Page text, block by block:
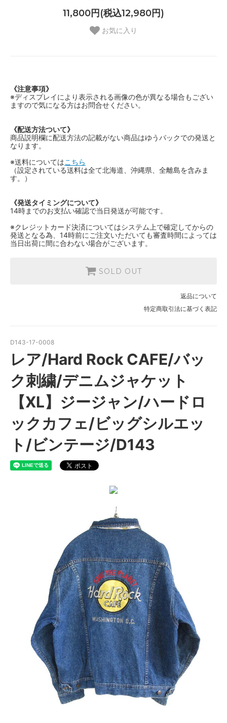
11,800円(税込12,980円)
お気に入り
《注意事項》
※ディスプレイにより表示される画像の色が異なる場合もござい
ますので気になる方はお問合せください。
《配送方法ついて》
商品説明欄に配送方法の記載がない商品はゆうパックでの発送と
なります。
※送料についてはこちら
（設定されている送料は全て北海道、沖縄県、全離島を含みま
す。）
《発送タイミングについて》
14時までのお支払い確認で当日発送が可能です。
※クレジットカード決済についてはシステム上で確定してからの
発送となる為、14時前にご注文いただいても審査時間によっては
当日出荷に間に合わない場合がございます。
SOLD OUT
返品について
特定商取引法に基づく表記
D143-17-0008
レア/Hard Rock CAFE/バッ
ク刺繍/デニムジャケット
【XL】ジージャン/ハードロ
ックカフェ/ビッグシルエッ
ト/ビンテージ/D143